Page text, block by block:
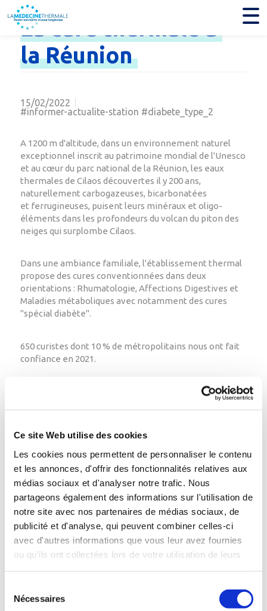
Ce site Web utilise des cookies
Les cookies nous permettent de personnaliser le contenu
et les annonces, d'offrir des fonctionnalités relatives aux
médias sociaux et d'analyser notre trafic. Nous
partageons également des informations sur l'utilisation de
notre site avec nos partenaires de médias sociaux, de
publicité et d'analyse, qui peuvent combiner celles-ci
avec d'autres informations que vous leur avez fournies
ou qu'ils ont collectées lors de votre utilisation de leurs
Nécessaires
Lacure
laRéunion
15/02/2022
#informer-actualite-station #diabete_type_2
A 1200 m d'altitude, dans un environnement naturel
exceptionnel inscrit au patrimoine mondial de l'Unesco
et au cœur du parc national de la Réunion, les eaux
thermales de Cilaos découvertes il y 200 ans,
naturellement carbogazeuses, bicarbonatées
et ferrugineuses, puisent leurs minéraux et oligo-
éléments dans les profondeurs du volcan du piton des
neiges qui surplombe Cilaos.
Dans une ambiance familiale, l'établissement thermal
propose des cures conventionnées dans deux
orientations : Rhumatologie, Affections Digestives et
Maladies métaboliques avec notamment des cures
"spécial diabète".
650 curistes dont 10 % de métropolitains nous ont fait
confiance en 2021.
Des activités de bien-être en rapport avec la détente
L'établissement est ouvert toute l'année avec juste une
coupure pour maintenance en juin.
Retour